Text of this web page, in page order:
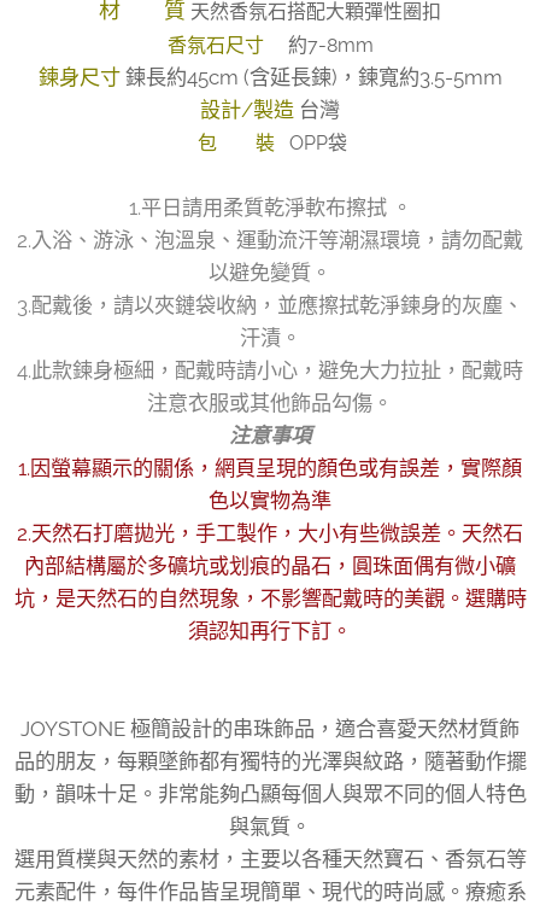
材 質 天然香氛石搭配大顆彈性圈扣
香氛石尺寸
約7-8mm
鍊身尺寸 鍊長約45cm (含延長鍊)，鍊寬約3.5-5mm
設計/製造 台灣
包 裝 OPP袋
1.平日請用柔質乾淨軟布擦拭 。
2.入浴、游泳、泡溫泉、運動流汗等潮濕環境，請勿配戴
以避免變質。
3.配戴後，請以夾鏈袋收納，並應擦拭乾淨鍊身的灰塵、
汗漬。
4.此款鍊身極細，配戴時請小心，避免大力拉扯，配戴時
注意衣服或其他飾品勾傷。
注意事項
1.因螢幕顯示的關係，網頁呈現的顏色或有誤差，實際顏
色以實物為準
2.天然石打磨拋光，手工製作，大小有些微誤差。天然石
內部結構屬於多礦坑或划痕的晶石，圓珠面偶有微小礦
坑，是天然石的自然現象，不影響配戴時的美觀。選購時
須認知再行下訂。
JOYSTONE 極簡設計的串珠飾品，適合喜愛天然材質飾
品的朋友，每顆墜飾都有獨特的光澤與紋路，隨著動作擺
動，韻味十足。非常能夠凸顯每個人與眾不同的個人特色
與氣質。
選用質樸與天然的素材，主要以各種天然寶石、香氛石等
元素配件，每件作品皆呈現簡單、現代的時尚感。療癒系